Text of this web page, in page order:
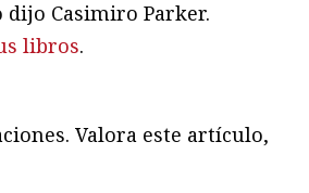
dijo Casimiro Parker.
libros.
Valora este artículo,